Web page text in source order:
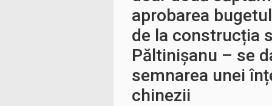
aprobarea
de la construcția
Păltinișanu – se
semnarea unei
chinezii